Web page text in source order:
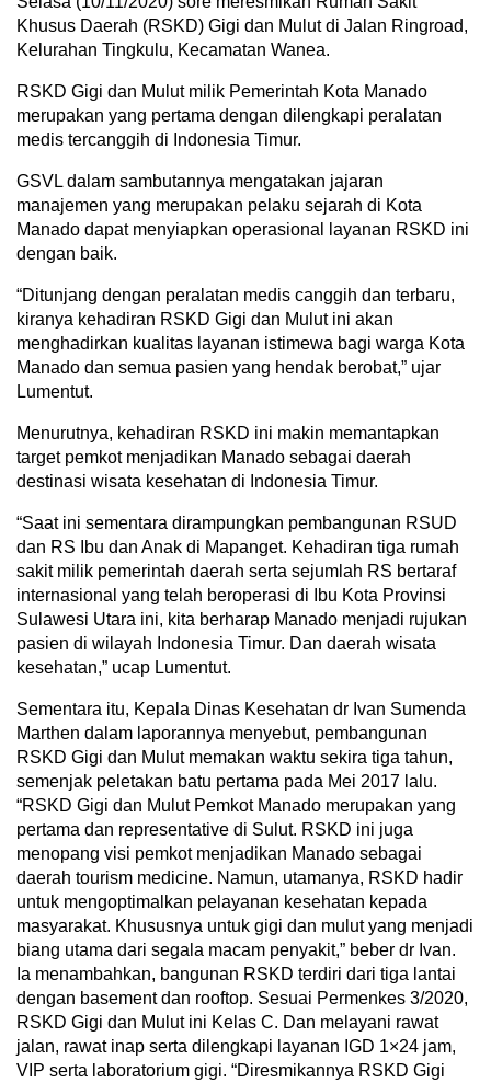
Khusus Daerah (RSKD) Gigi dan Mulut di Jalan Ringroad,
Kelurahan Tingkulu, Kecamatan Wanea.
RSKD Gigi dan Mulut milik Pemerintah Kota Manado
merupakan yang pertama dengan dilengkapi peralatan
medis tercanggih di Indonesia Timur.
GSVL dalam sambutannya mengatakan jajaran
manajemen yang merupakan pelaku sejarah di Kota
Manado dapat menyiapkan operasional layanan RSKD ini
dengan baik.
“Ditunjang dengan peralatan medis canggih dan terbaru,
kiranya kehadiran RSKD Gigi dan Mulut ini akan
menghadirkan kualitas layanan istimewa bagi warga Kota
Manado dan semua pasien yang hendak berobat,” ujar
Lumentut.
Menurutnya, kehadiran RSKD ini makin memantapkan
target pemkot menjadikan Manado sebagai daerah
destinasi wisata kesehatan di Indonesia Timur.
“Saat ini sementara dirampungkan pembangunan RSUD
dan RS Ibu dan Anak di Mapanget. Kehadiran tiga rumah
sakit milik pemerintah daerah serta sejumlah RS bertaraf
internasional yang telah beroperasi di Ibu Kota Provinsi
Sulawesi Utara ini, kita berharap Manado menjadi rujukan
pasien di wilayah Indonesia Timur. Dan daerah wisata
kesehatan,” ucap Lumentut.
Sementara itu, Kepala Dinas Kesehatan dr Ivan Sumenda
Marthen dalam laporannya menyebut, pembangunan
RSKD Gigi dan Mulut memakan waktu sekira tiga tahun,
semenjak peletakan batu pertama pada Mei 2017 lalu.
“RSKD Gigi dan Mulut Pemkot Manado merupakan yang
pertama dan representative di Sulut. RSKD ini juga
menopang visi pemkot menjadikan Manado sebagai
daerah tourism medicine. Namun, utamanya, RSKD hadir
untuk mengoptimalkan pelayanan kesehatan kepada
masyarakat. Khususnya untuk gigi dan mulut yang menjadi
biang utama dari segala macam penyakit,” beber dr Ivan.
Ia menambahkan, bangunan RSKD terdiri dari tiga lantai
dengan basement dan rooftop. Sesuai Permenkes 3/2020,
RSKD Gigi dan Mulut ini Kelas C. Dan melayani rawat
jalan, rawat inap serta dilengkapi layanan IGD 1×24 jam,
VIP serta laboratorium gigi. “Diresmikannya RSKD Gigi